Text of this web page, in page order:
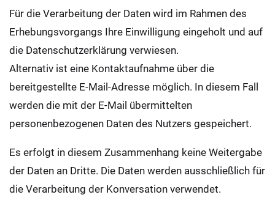
Für die Verarbeitung der Daten wird im Rahmen des
Erhebungsvorgangs Ihre Einwilligung eingeholt und auf
die Datenschutzerklärung verwiesen.
Alternativ ist eine Kontaktaufnahme über die
bereitgestellte E-Mail-Adresse möglich. In diesem Fall
werden die mit der E-Mail übermittelten
personenbezogenen Daten des Nutzers gespeichert.
Es erfolgt in diesem Zusammenhang keine Weitergabe
der Daten an Dritte. Die Daten werden ausschließlich für
die Verarbeitung der Konversation verwendet.